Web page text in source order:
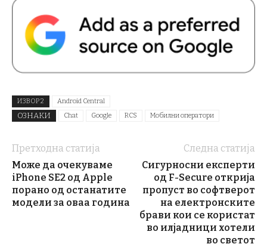
ИЗВОР 2 Android Central
ОЗНАКИ Chat Google RCS Мобилни оператори
Претходна статија
Може да очекуваме
iPhone SE2 од Apple
порано од останатите
модели за оваа година
Следна статија
Сигурносни експерти
од F-Secure открија
пропуст во софтверот
на електронските
брави кои се користат
во илјадници хотели
во светот